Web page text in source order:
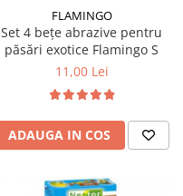
FLAMINGO
Set 4 bețe abrazive pentru
păsări exotice Flamingo S
11,00 Lei
ADAUGA IN COS